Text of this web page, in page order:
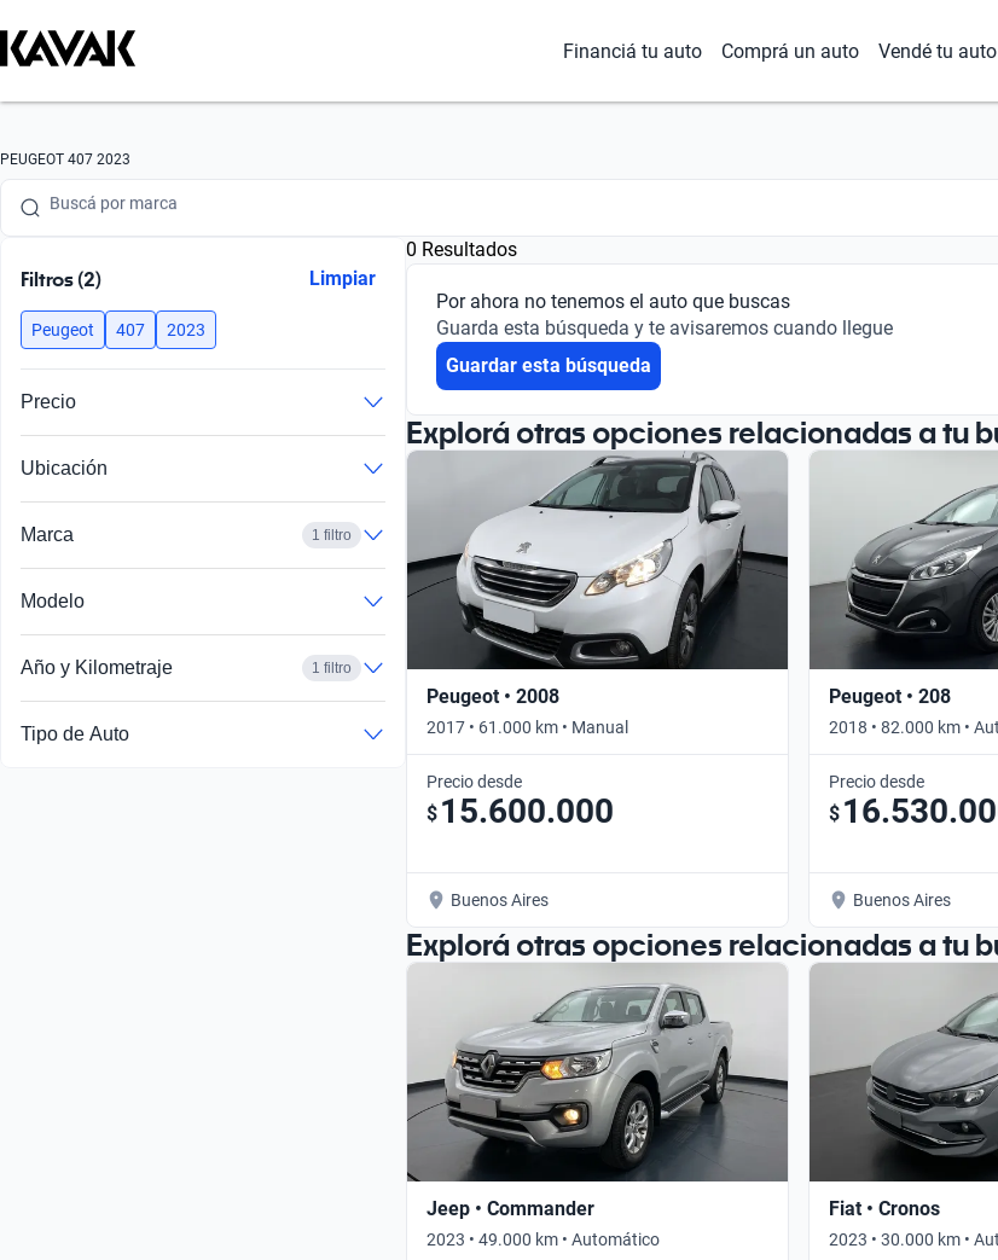
Financiá tu auto Comprá un auto Vendé tu auto
PEUGEOT 407 2023
Buscá por marca
Buscá por modelo
Buscá por año
Buscá por marca
Buscá por versión
Buscá por año
Filtros (2) Limpiar
Peugeot 407 2023
Precio
Ubicación
Marca 1 filtro
Modelo
Año y Kilometraje 1 filtro
Tipo de Auto
0 Resultados
Por ahora no tenemos el auto que buscas
Guarda esta búsqueda y te avisaremos cuando llegue
Guardar esta búsqueda
Explorá otras opciones relacionadas a tu
Peugeot • 2008
2017 • 61.000 km • Manual
Precio desde
$ 15.600.000
Buenos Aires
Peugeot • 208
2018 • 82.000 km •
Precio desde
$
Buenos Aires
Explorá otras opciones relacionadas a tu
Jeep • Commander
2023 • 49.000 km • Automático
Fiat • Cronos
2023 • 30.000 km •